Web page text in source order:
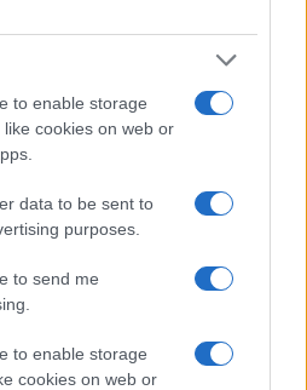
to enable storage
cookies on web or
data to be sent to
purposes.
to send me
to enable storage
cookies on web or
javaslata
különleges
Unió (EU) tagsága.
bűnei
Köztársaság
hagyomány